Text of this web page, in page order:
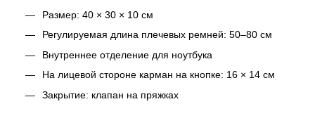
Размер: 40 × 30 × 10 см
Регулируемая длина плечевых ремней: 50–80 см
Внутреннее отделение для ноутбука
На лицевой стороне карман на кнопке: 16 × 14 см
Закрытие: клапан на пряжках